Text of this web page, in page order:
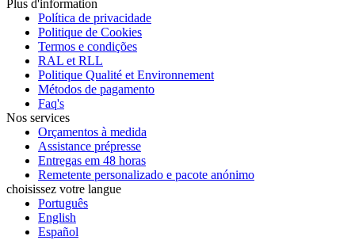
Plus d'information
Política de privacidade
Politique de Cookies
Termos e condições
RAL et RLL
Politique Qualité et Environnement
Métodos de pagamento
Faq's
Nos services
Orçamentos à medida
Assistance prépresse
Entregas em 48 horas
Remetente personalizado e pacote anónimo
choisissez votre langue
Português
English
Español